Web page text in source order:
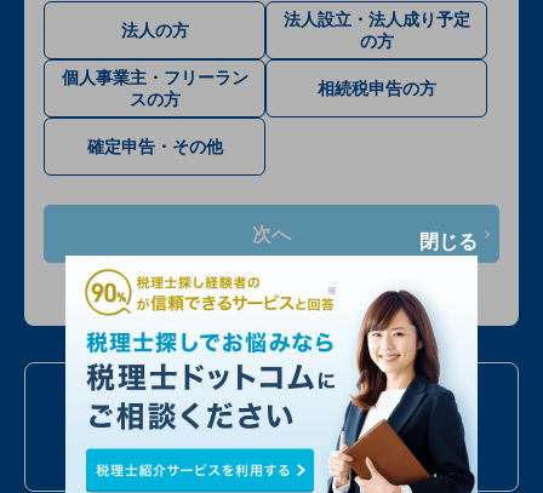
法人の方
法人設立・法人成り予定
の方
個人事業主・フリーラン
スの方
相続税申告の方
確定申告・その他
次へ
入力情報は公開されません
お電話での問い合わせ
050 7586 6224
24時間受付 年中無休 全国対応 最短当日
閉じる